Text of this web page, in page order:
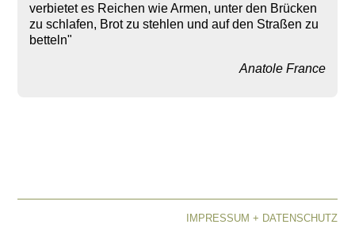
verbietet es Reichen wie Armen, unter den Brücken
zu schlafen, Brot zu stehlen und auf den Straßen zu
betteln"
Anatole France
IMPRESSUM + DATENSCHUTZ